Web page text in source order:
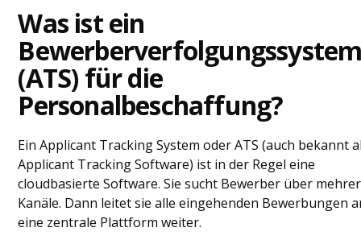
Was ist ein
(ATS) für die
Personalbeschaffung?
Ein Applicant Tracking System oder ATS (auch bekannt
Applicant Tracking Software) ist in der Regel eine
cloudbasierte Software. Sie sucht Bewerber über
Kanäle. Dann leitet sie alle eingehenden Bewerbungen
eine zentrale Plattform weiter.